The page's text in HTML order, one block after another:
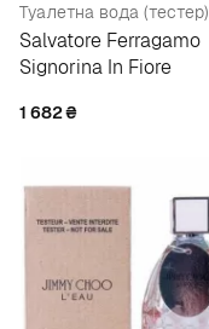
Туалетна вода (тестер)
Salvatore Ferragamo
Signorina In Fiore
1 682₴